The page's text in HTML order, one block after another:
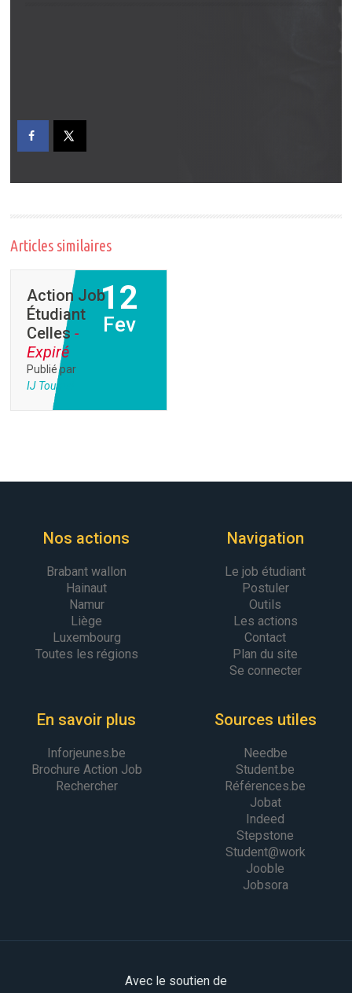
Articles similaires
Action Job
Étudiant
Celles-
Expiré
Publié par
IJ Tournai
12
Fev
Nos actions
Brabant wallon
Hainaut
Namur
Liège
Luxembourg
Toutes les régions
Navigation
Le job étudiant
Postuler
Outils
Les actions
Contact
Plan du site
Se connecter
En savoir plus
Inforjeunes.be
Brochure Action Job
Rechercher
Sources utiles
Needbe
Student.be
Références.be
Jobat
Indeed
Stepstone
Student@work
Jooble
Jobsora
Avec le soutien de